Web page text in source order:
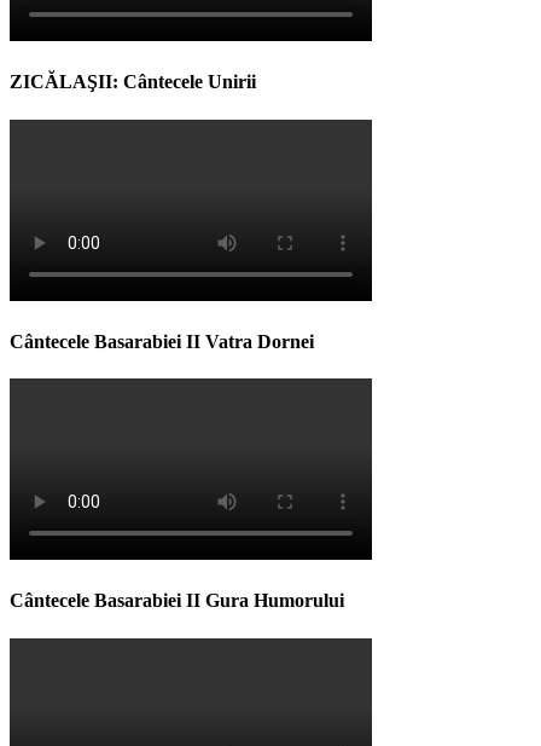
ZICĂLAŞII: Cântecele Unirii
Cântecele Basarabiei II Vatra Dornei
Cântecele Basarabiei II Gura Humorului